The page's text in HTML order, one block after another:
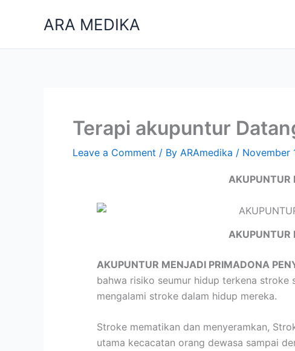
ARA MEDIKA
Terapi akupuntur
Leave a Comment / By ARAmedika / November
AKUPUNTUR
AKUPUNTUR
AKUPUNTUR MENJADI PRIMADONA
bahwa risiko seumur hidup terkena stroke
mengalami stroke dalam hidup mereka.
Stroke mematikan dan menyeramkan,
utama kecacatan orang dewasa sampai